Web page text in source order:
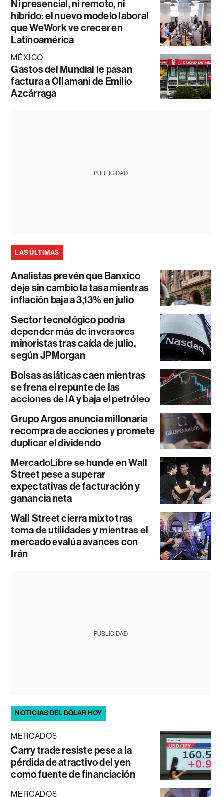
Ni presencial, ni remoto, ni
híbrido: el nuevo modelo laboral
que WeWork ve crecer en
Latinoamérica
MÉXICO
Gastos del Mundial le pasan
factura a Ollamani de Emilio
Azcárraga
PUBLICIDAD
LAS ÚLTIMAS
Analistas prevén que Banxico
deje sin cambio la tasa mientras
inflación baja a 3,13% en julio
Sector tecnológico podría
depender más de inversores
minoristas tras caída de julio,
según JPMorgan
Bolsas asiáticas caen mientras
se frena el repunte de las
acciones de IA y baja el petróleo
Grupo Argos anuncia millonaria
recompra de acciones y promete
duplicar el dividendo
MercadoLibre se hunde en Wall
Street pese a superar
expectativas de facturación y
ganancia neta
Wall Street cierra mixto tras
toma de utilidades y mientras el
mercado evalúa avances con
Irán
PUBLICIDAD
NOTICIAS DEL DÓLAR HOY
MERCADOS
Carry trade resiste pese a la
pérdida de atractivo del yen
como fuente de financiación
MERCADOS